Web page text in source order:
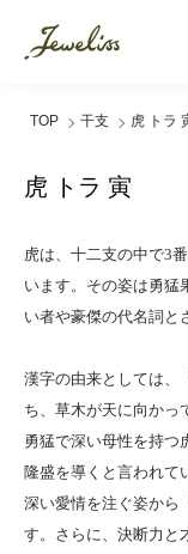
TOP 干支 虎 トラ
虎 トラ 寅
虎は、十二支の中で3
います。その姿は勇猛
い者や豪傑の代名詞と
漢字の由来としては、
ち、草木が天に向かっ
勇猛で深い母性を持つ
隆盛を導くと言われて
深い愛情を注ぐ姿から
す。さらに、決断力と